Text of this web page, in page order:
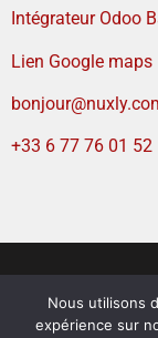
Intégrateur Odoo
Lien Google maps
+33 6 77 76 01 52
Mentions
Nous utilisons
expérience sur